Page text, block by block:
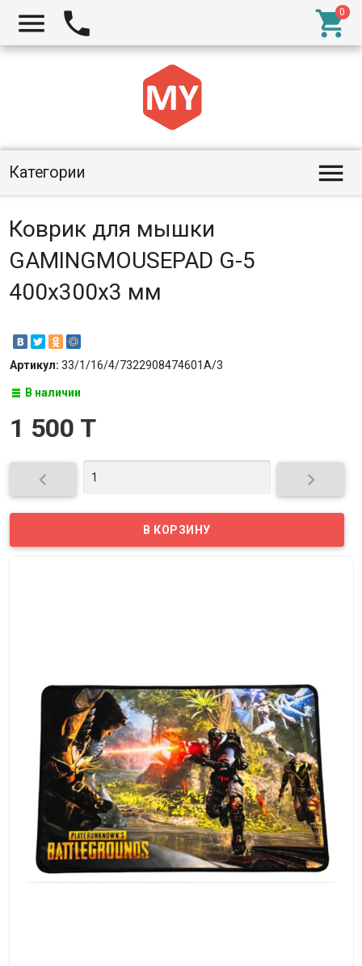
  
Категории 
Коврик для мышки
GAMINGMOUSEPAD G-5
400x300x3 мм
Артикул: 33/1/16/4/7322908474601A/3
В наличии
1 500 T
 